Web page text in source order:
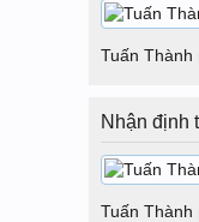
Tuấn Thành
Nhận định
Tuấn Thành